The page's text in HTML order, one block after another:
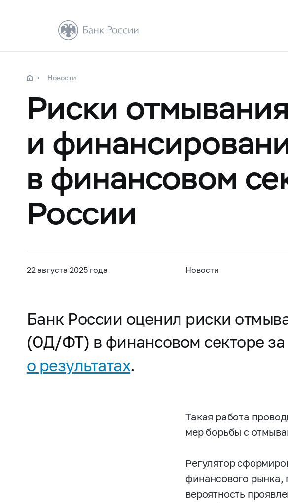
Новости
Риски
и
в финансовом
России
22 августа 2025 года Новости
Банк России оценил риски
(ОД/ФТ) в финансовом секторе за
о результатах.
Такая работа
мер борьбы с
Регулятор
финансового рынка,
вероятность